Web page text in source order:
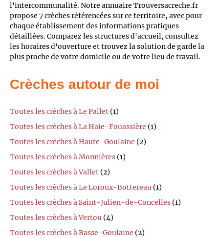
l'intercommunalité. Notre annuaire Trouversacreche.fr
propose 7 crèches référencées sur ce territoire, avec pour
chaque établissement des informations pratiques
détaillées. Comparez les structures d'accueil, consultez
les horaires d'ouverture et trouvez la solution de garde la
plus proche de votre domicile ou de votre lieu de travail.
Crèches autour de moi
Toutes les crèches à Le Pallet (1)
Toutes les crèches à La Haie-Fouassière (1)
Toutes les crèches à Haute-Goulaine (2)
Toutes les crèches à Monnières (1)
Toutes les crèches à Vallet (2)
Toutes les crèches à Le Loroux-Bottereau (1)
Toutes les crèches à Saint-Julien-de-Concelles (1)
Toutes les crèches à Vertou (4)
Toutes les crèches à Basse-Goulaine (2)